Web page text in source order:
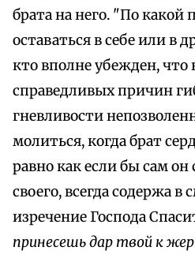
брата на него. "По какой
оставаться в себе или в
кто вполне убежден,
справедливых причин
гневливости
молиться, когда брат
равно как если бы сам он
своего, всегда содержа
изречение Господа
принесешь дар твой к